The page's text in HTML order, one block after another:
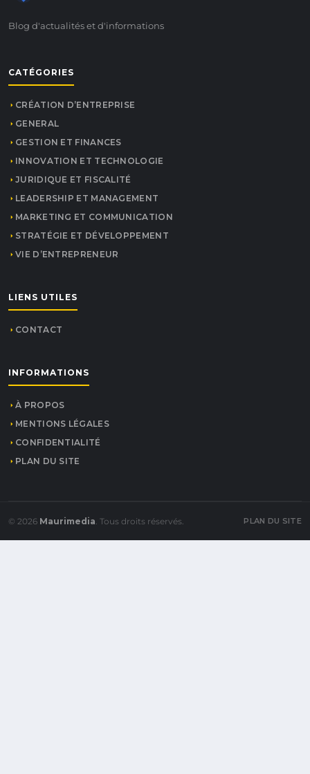
Blog d'actualités et d'informations
CATÉGORIES
CRÉATION D’ENTREPRISE
GENERAL
GESTION ET FINANCES
INNOVATION ET TECHNOLOGIE
JURIDIQUE ET FISCALITÉ
LEADERSHIP ET MANAGEMENT
MARKETING ET COMMUNICATION
STRATÉGIE ET DÉVELOPPEMENT
VIE D’ENTREPRENEUR
LIENS UTILES
CONTACT
INFORMATIONS
À PROPOS
MENTIONS LÉGALES
CONFIDENTIALITÉ
PLAN DU SITE
© 2026 Maurimedia. Tous droits réservés. PLAN DU SITE